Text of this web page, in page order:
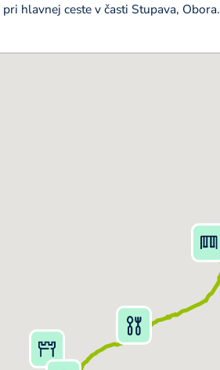
hlavnej ceste v časti Stupava, Obora.